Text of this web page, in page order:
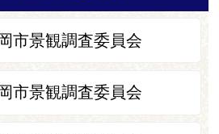
市景観調査委員会
市景観調査委員会